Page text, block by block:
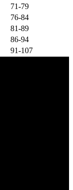
71-79
76-84
81-89
86-94
91-107